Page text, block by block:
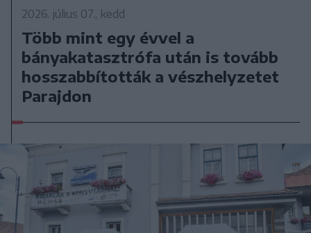
2026. július 07., kedd
Több mint egy évvel a
bányakatasztrófa után is tovább
hosszabbították a vészhelyzetet
Parajdon